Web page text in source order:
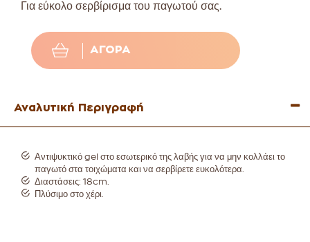
Για εύκολο σερβίρισμα του παγωτού σας.
ΑΓΟΡΆ
Αναλυτική Περιγραφή
Αντιψυκτικό gel στο εσωτερικό της λαβής για να μην κολλάει το
παγωτό στα τοιχώματα και να σερβίρετε ευκολότερα.
Διαστάσεις: 18cm.
Πλύσιμο στο χέρι.